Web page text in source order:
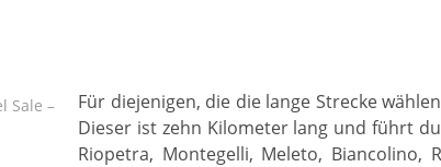
Sale –
Für diejenigen, die die lange Strecke
Dieser ist zehn Kilometer lang und führt
Riopetra, Montegelli, Meleto,